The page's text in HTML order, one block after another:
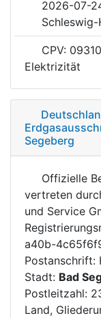
2026-07-
CPV:
Elektrizität
Segeberg
Offizielle
vertreten
und Service
a40b-
Postanschrift:
Stadt: Bad
Postleitzahl:
Land,